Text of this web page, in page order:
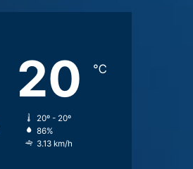
20 ℃
20º - 20º
86%
3.13 km/h